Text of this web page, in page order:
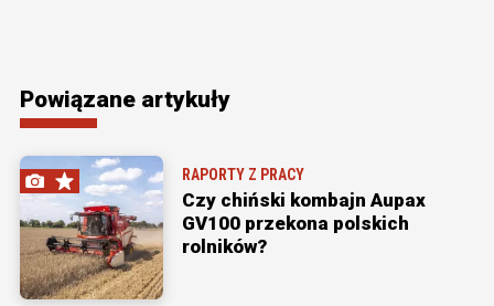
Powiązane artykuły
RAPORTY Z PRACY
Czy chiński kombajn Aupax
GV100 przekona polskich
rolników?